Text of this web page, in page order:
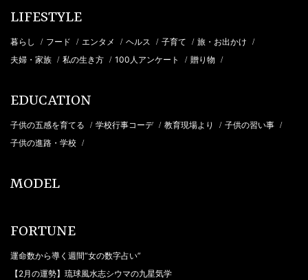
LIFESTYLE
暮らし / フード / エンタメ / ヘルス / 子育て / 旅・お出かけ /
夫婦・家族 / 私の生き方 / 100人アンケート / 贈り物 /
EDUCATION
子供の五感を育てる / 学校行事コーデ / 教育現場より / 子供の習い事 /
子供の進路・学校 /
MODEL
FORTUNE
運命数から導く週間“女の数字占い”
【2月の運勢】琉球風水志シウマの九星気学